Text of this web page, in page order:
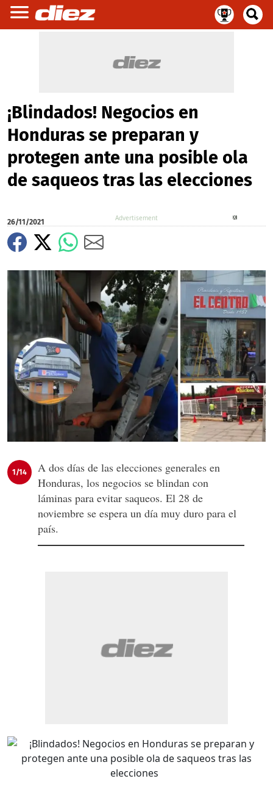
¡Blindados! Negocios en
Honduras se preparan y
protegen ante una posible ola
de saqueos tras las elecciones
26/11/2021
1/14
A dos días de las elecciones generales en
Honduras, los negocios se blindan con
láminas para evitar saqueos. El 28 de
noviembre se espera un día muy duro para el
país.
X